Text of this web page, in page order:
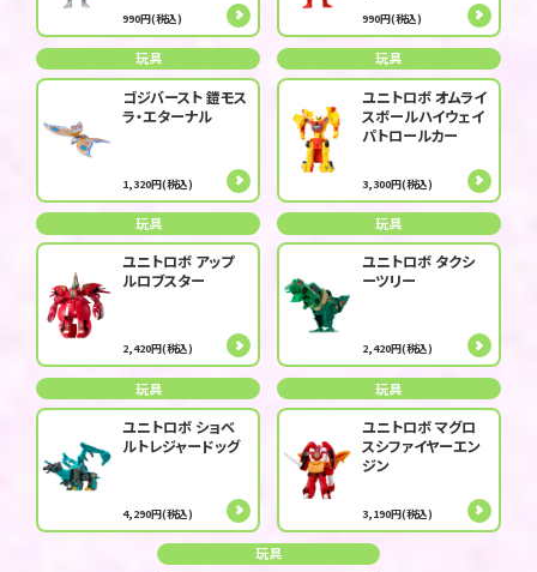
990円(税込) 990円(税込)
玩具
ゴジバースト 鎧モス
ラ・エターナル
1,320円(税込)
玩具
ユニトロボ オムライ
スボールハイウェイ
パトロールカー
3,300円(税込)
玩具
ユニトロボ アップ
ルロブスター
2,420円(税込)
玩具
ユニトロボ タクシ
ーツリー
2,420円(税込)
玩具
ユニトロボ ショベ
ルトレジャードッグ
4,290円(税込)
玩具
ユニトロボ マグロ
スシファイヤーエン
ジン
3,190円(税込)
玩具